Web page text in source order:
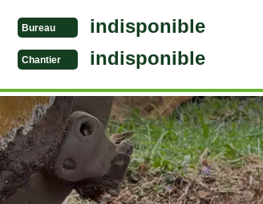
Bureau indisponible
Chantier indisponible